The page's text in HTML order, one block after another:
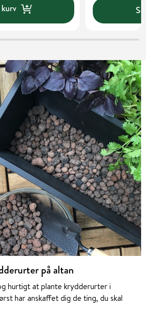
på altan
hurtigt at plante krydderurter i
har anskaffet dig de ting, du skal